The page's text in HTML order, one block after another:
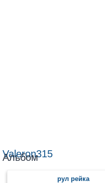
Valeron315
Альбом
рул рейка